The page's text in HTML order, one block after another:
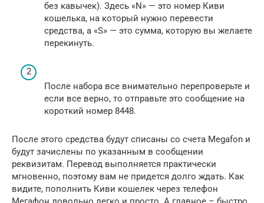
без кавычек). Здесь «N» — это номер Киви
кошелька, на который нужно перевести
средства, а «S» — это сумма, которую вы желаете
перекинуть.
После набора все внимательно перепроверьте и
если все верно, то отправьте это сообщение на
короткий номер 8448.
После этого средства будут списаны со счета Megafon и
будут зачислены по указанным в сообщении
реквизитам. Перевод выполняется практически
мгновенно, поэтому вам не придется долго ждать. Как
видите, пополнить Киви кошелек через телефон